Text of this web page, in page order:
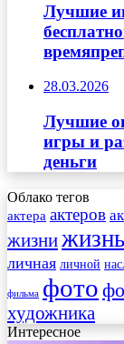
Лучшие
28.03.2026
Лучшие
игры и
деньги
Облако тегов
актера актеров
жизнижизнь
личная личной
фильма фото
художника
Интересное